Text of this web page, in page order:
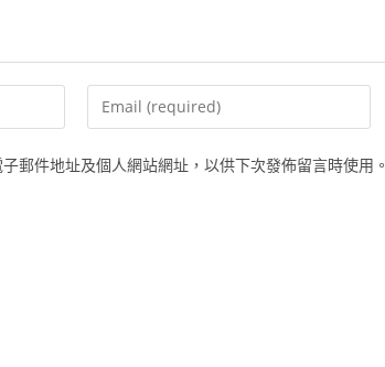
郵件地址及個人網站網址，以供下次發佈留言時使用。